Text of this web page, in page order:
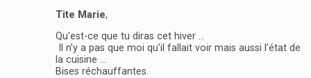
Tite Marie,
Qu’est-ce que tu diras cet hiver …
Il n’y a pas que moi qu’il fallait voir mais aussi l’état de
la cuisine …
Bises réchauffantes.